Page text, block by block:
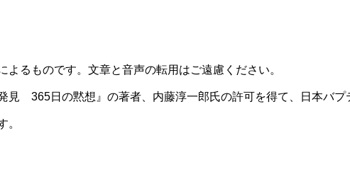
よるものです。文章と音声の転用はご遠慮ください。
見 365日の黙想』の著者、内藤淳一郎氏の許可を得て、日本バプ
。